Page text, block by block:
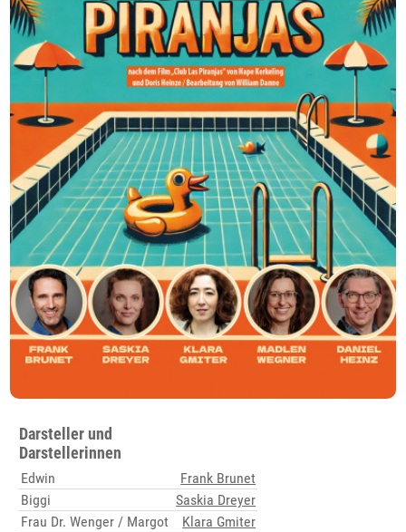
Darsteller und
Darstellerinnen
Edwin
Frank Brunet
Biggi
Saskia Dreyer
Frau Dr. Wenger / Margot
Klara Gmiter